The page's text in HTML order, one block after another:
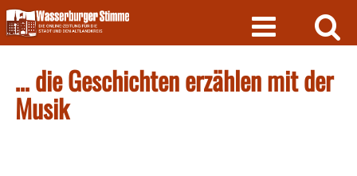
Skip
to
content
… die Geschichten erzählen mit der
Musik